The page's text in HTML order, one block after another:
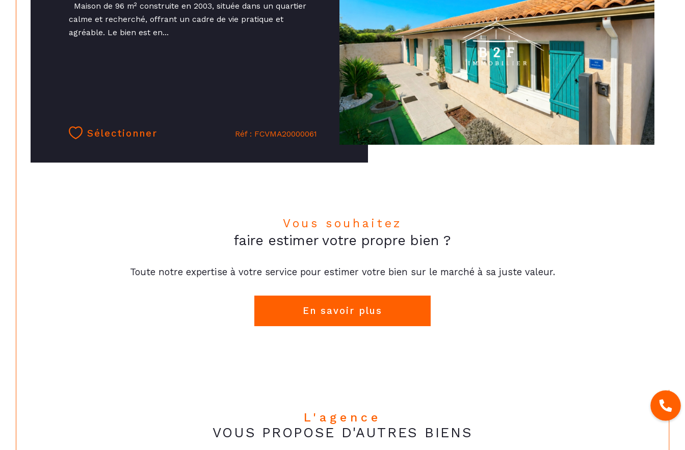
Maison de 96 m² construite en 2003, située dans un quartier
calme et recherché, offrant un cadre de vie pratique et
agréable. Le bien est en...
Sélectionner Réf : FCVMA20000061
Vous souhaitez
faire estimer votre propre bien ?
Toute notre expertise à votre service pour estimer votre bien sur le marché à sa juste valeur.
En savoir plus
L'agence
VOUS PROPOSE D'AUTRES BIENS